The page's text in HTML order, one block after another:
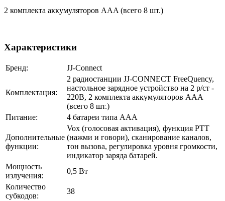
2 комплекта аккумуляторов AAA (всего 8 шт.)
Характеристики
Бренд: JJ-Connect
Комплектация:
2 радиостанции JJ-CONNECT FreeQuency,
настольное зарядное устройство на 2 р/ст -
220В, 2 комплекта аккумуляторов AAA
(всего 8 шт.)
Питание:
4 батареи типа ААА
Дополнительные
функции:
Vox (голосовая активация), функция PTT
(нажми и говори), сканирование каналов,
тон вызова, регулировка уровня громкости,
индикатор заряда батарей.
Мощность
излучения:
0,5 Вт
Количество
субкодов:
38